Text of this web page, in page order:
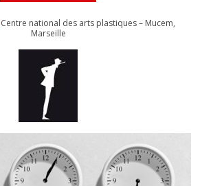
Centre natio­nal des arts plas­tiques – Mucem,
Marseille